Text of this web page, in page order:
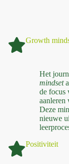
Growth
Het
mindset
de focus
aanleren
Deze
nieuwe
Positiviteit